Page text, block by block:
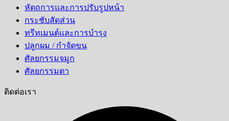
หัตถการและการปรับรูปหน้า
กระชับสัดส่วน
ทรีทเมนต์และการบำรุง
ปลูกผม / กำจัดขน
ศัลยกรรมจมูก
ศัลยกรรมตา
ติดต่อเรา